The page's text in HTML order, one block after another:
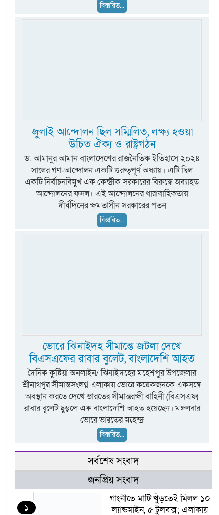
বিস্তারিত...
জুলাই আন্দোলন ছিল সম্মিলিত, লক্ষ্য হওয়া
উচিত ঐক্য ও রাষ্ট্রগঠন
ড. আমানুর আমান বাংলাদেশের রাজনৈতিক ইতিহাসে ২০২৪
সালের গণ-আন্দোলন একটি গুরুত্বপূর্ণ অধ্যায়। এটি ছিল
একটি নির্বাচনবিমুখ এক কেন্দ্রীক সরকারের বিরুদ্ধে অব্যাহত
আন্দোলনের ফসল। এই আন্দোলনের ধারাবাহিকতায়
দীর্ঘদিনের ক্ষমতাসীন সরকারের পতন
বিস্তারিত...
ভোরে ঝিনাইদহ সীমান্তে জটলা দেখে
বিএসএফের রাবার বুলেট, বাংলাদেশি আহত
দৈনিক কুষ্টিয়া অনলাইন/ ঝিনাইদহের মহেশপুর উপজেলার
শ্রীনাথপুর সীমান্তসংলগ্ন এলাকায় ভোরে কয়েকজনকে একসঙ্গে
অবস্থান করতে দেখে ভারতের সীমান্তরক্ষী বাহিনী (বিএসএফ)
রাবার বুলেট ছুড়লে এক বাংলাদেশি আহত হয়েছেন। মঙ্গলবার
ভোরে ভারতের মহেন্দ্র
বিস্তারিত...
সর্বশেষ সংবাদ
জনপ্রিয় সংবাদ
১
গাংনীতে মাটি খুঁড়তেই মিলল ১০
ল্যান্ডমাইন, ৫ টুলবক্স; এলাকায়